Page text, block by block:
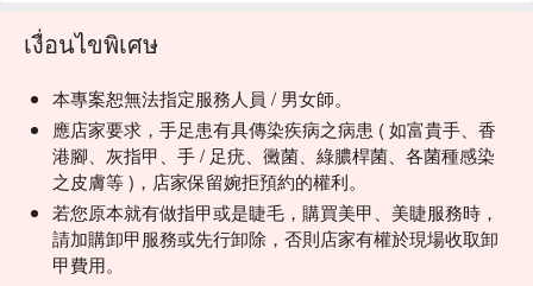
เงื่อนไขพิเศษ
本專案恕無法指定服務人員 / 男女師。
應店家要求，手足患有具傳染疾病之病患 ( 如富貴手、香
港腳、灰指甲、手 / 足疣、黴菌、綠膿桿菌、各菌種感染
之皮膚等 )，店家保留婉拒預約的權利。
若您原本就有做指甲或是睫毛，購買美甲、美睫服務時，
請加購卸甲服務或先行卸除，否則店家有權於現場收取卸
甲費用。